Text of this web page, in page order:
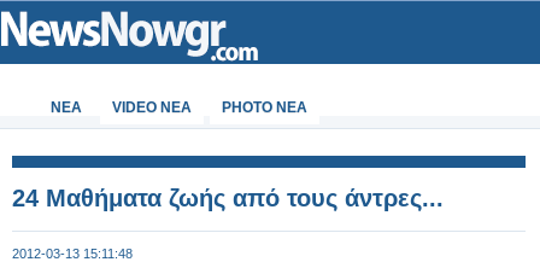
ΝΕΑ VIDEO NEA PHOTO NEA
24 Μαθήματα ζωής από τους άντρες...
2012-03-13 15:11:48